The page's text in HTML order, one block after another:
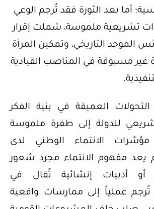
أما بعد الثورة فقد تُرجم الوعي
تشريعية ملموسة، شملت إقرار
الموحد التاريخي، وتمكين المرأة
مسبوقة في المناصب القيادية
العميقة في بنية الفكر
للدولة إلى طفرة ملموسة
الانتماء الوطني لدى
يعد مفهوم الانتماء مجرد شعور
أدبيات إنشائية تُقال في
تُرجم عملياً إلى ممارسات واقعية